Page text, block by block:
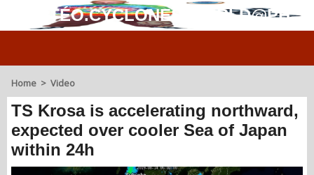
MÉTÉO.CYCLONES.WORLD@PH
Home > Video
TS Krosa is accelerating northward,
expected over cooler Sea of Japan
within 24h